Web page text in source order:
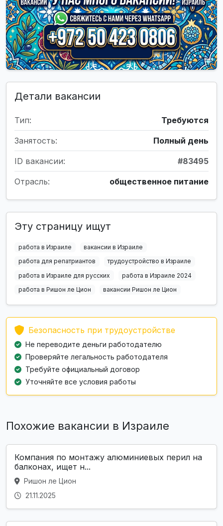
Детали вакансии
Тип: Требуются
Занятость: Полный день
ID вакансии: #83495
Отрасль: общественное питание
Эту страницу ищут
работа в Израиле
вакансии в Израиле
работа для репатриантов
трудоустройство в Израиле
работа в Израиле для русских
работа в Израиле 2024
работа в Ришон ле Цион
вакансии Ришон ле Цион
Безопасность при трудоустройстве
Не переводите деньги работодателю
Проверяйте легальность работодателя
Требуйте официальный договор
Уточняйте все условия работы
Похожие вакансии в Израиле
Компания по монтажу алюминиевых перил на
балконах, ищет н...
Ришон ле Цион
21.11.2025